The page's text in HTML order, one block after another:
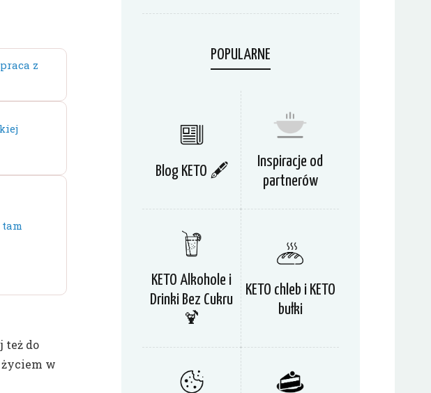
z
też do
w
POPULARNE
Blog KETO 🖋
Inspiracje od
partnerów
KETO Alkohole i
Drinki Bez Cukru
🍹
KETO chleb i KETO
bułki